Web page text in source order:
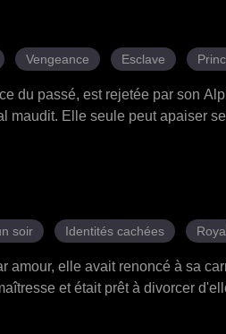
comblé le vide dont Daniela
qui voulait la détruire.
Vengeance Esclave
du passé, est rejetée par son
maudit. Elle seule peut apaiser
l'assassinat de sa mère,
soir Identités cachées
amour, elle avait renoncé à sa
et était prêt à divorcer